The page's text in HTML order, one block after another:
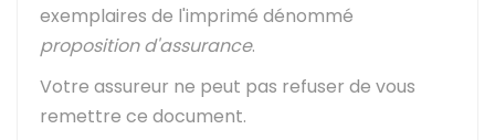
exemplaires de l'imprimé dénommé
proposition d'assurance.
Votre assureur ne peut pas refuser de vous
remettre ce document.